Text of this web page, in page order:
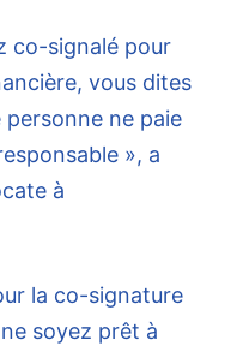
co-signalé pour
vous dites
personne ne paie
», a
à
la co-signature
soyez prêt à